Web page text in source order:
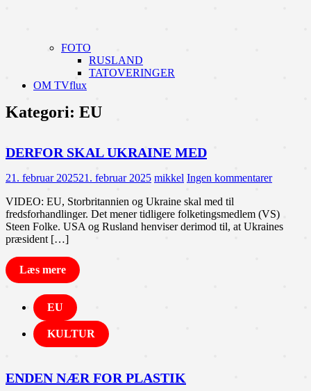
FOTO
RUSLAND
TATOVERINGER
OM TVflux
Kategori: EU
DERFOR SKAL UKRAINE MED
21. februar 202521. februar 2025 mikkel Ingen kommentarer
VIDEO: EU, Storbritannien og Ukraine skal med til
fredsforhandlinger. Det mener tidligere folketingsmedlem (VS)
Steen Folke. USA og Rusland henviser derimod til, at Ukraines
præsident […]
Læs mere
EU
KULTUR
ENDEN NÆR FOR PLASTIK